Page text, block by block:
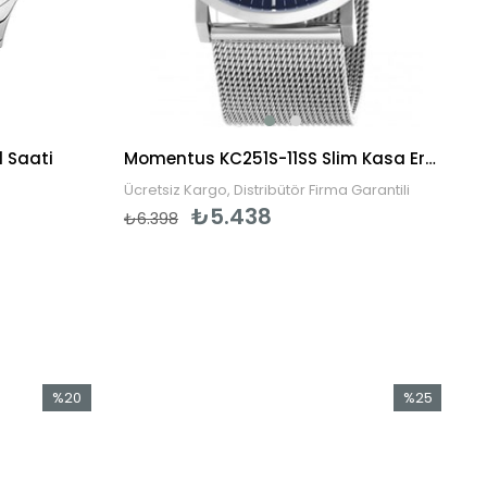
Saati Momentus KC251S-11SS Slim Kasa Erkek Kol Saati
Ücretsiz Kargo, Distribütör Firma Garantili
₺5.438
₺6.398
%20
%25